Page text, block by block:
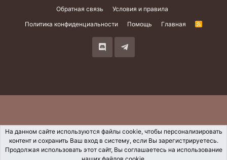
Обратная связь
Условия и правила
Политика конфиденциальности
Помощь Главная
R
На данном сайте используются файлы cookie, чтобы персонализировать
контент и сохранить Ваш вход в систему, если Вы зарегистрируетесь.
Продолжая использовать этот сайт, Вы соглашаетесь на использование